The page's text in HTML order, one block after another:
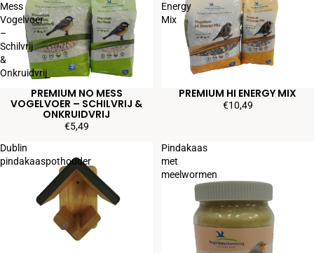
Mess
Vogelvoer
–
Schilvrij
&
Onkruidvrij
PREMIUM NO MESS
VOGELVOER – SCHILVRIJ &
ONKRUIDVRIJ
€5,49
Energy
Mix
PREMIUM HI ENERGY MIX
€10,49
Dublin
pindakaaspothouder
Pindakaas
met
meelwormen